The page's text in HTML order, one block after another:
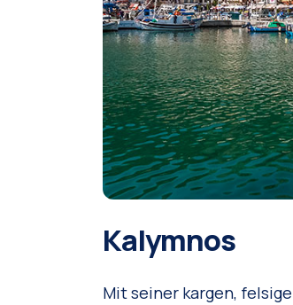
Kalymnos
Mit seiner kargen,